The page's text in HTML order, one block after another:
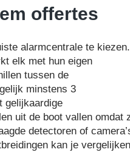
offertes
alarmcentrale te kiezen.
elk met hun eigen
tussen de
minstens 3
gelijkaardige
uit de boot vallen omdat
detectoren of
kan je